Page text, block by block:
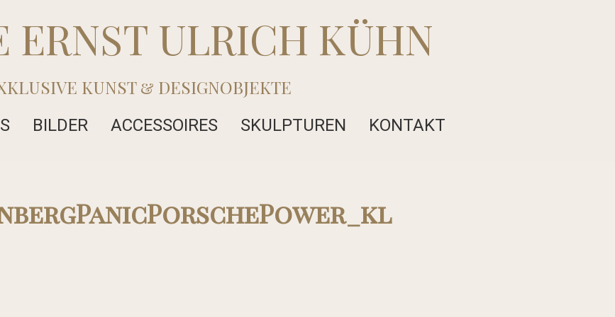
ERNST ULRICH KÜHN
KUNST & DESIGNOBJEKTE
BILDER ACCESSOIRES SKULPTUREN KONTAKT